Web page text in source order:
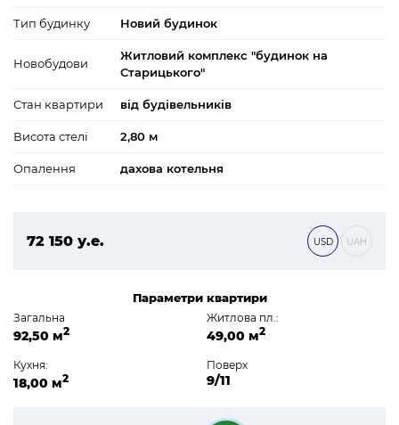
Тип будинку Новий будинок
Новобудови
Житловий комплекс "будинок на
Старицького"
Стан квартири від будівельників
Висота стелі 2,80 м
Опалення дахова котельня
72 150 у.е.
USD UAH
Параметри квартири
Загальна
92,50 м2
Житлова пл.:
49,00 м2
Кухня:
18,00 м2
Поверх
9/11